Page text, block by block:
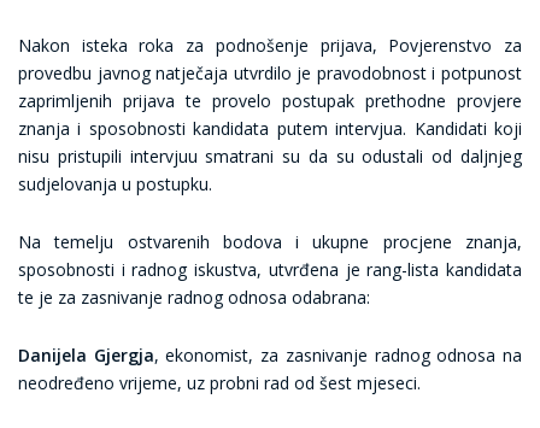
Nakon isteka roka za podnošenje prijava, Povjerenstvo za
provedbu javnog natječaja utvrdilo je pravodobnost i potpunost
zaprimljenih prijava te provelo postupak prethodne provjere
znanja i sposobnosti kandidata putem intervjua. Kandidati koji
nisu pristupili intervjuu smatrani su da su odustali od daljnjeg
sudjelovanja u postupku.
Na temelju ostvarenih bodova i ukupne procjene znanja,
sposobnosti i radnog iskustva, utvrđena je rang-lista kandidata
te je za zasnivanje radnog odnosa odabrana:
Danijela Gjergja, ekonomist, za zasnivanje radnog odnosa na
neodređeno vrijeme, uz probni rad od šest mjeseci.